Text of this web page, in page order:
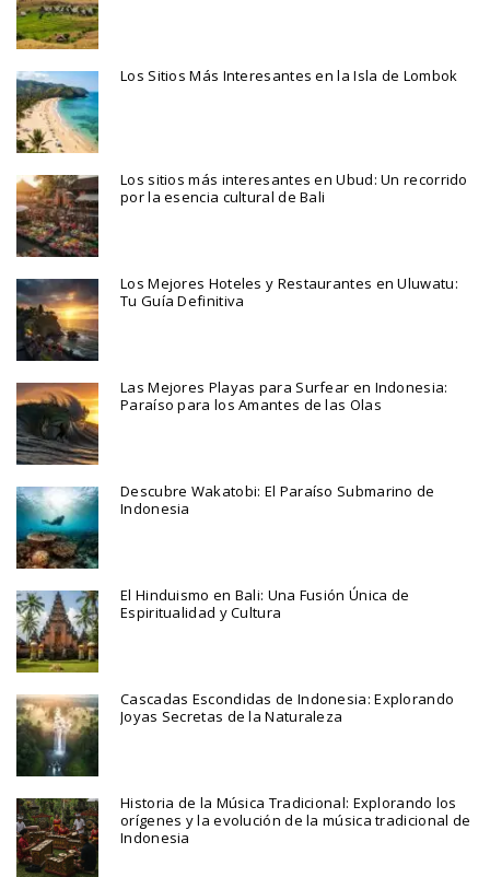
Los Sitios Más Interesantes en la Isla de Lombok
Los sitios más interesantes en Ubud: Un recorrido
por la esencia cultural de Bali
Los Mejores Hoteles y Restaurantes en Uluwatu:
Tu Guía Definitiva
Las Mejores Playas para Surfear en Indonesia:
Paraíso para los Amantes de las Olas
Descubre Wakatobi: El Paraíso Submarino de
Indonesia
El Hinduismo en Bali: Una Fusión Única de
Espiritualidad y Cultura
Cascadas Escondidas de Indonesia: Explorando
Joyas Secretas de la Naturaleza
Historia de la Música Tradicional: Explorando los
orígenes y la evolución de la música tradicional de
Indonesia